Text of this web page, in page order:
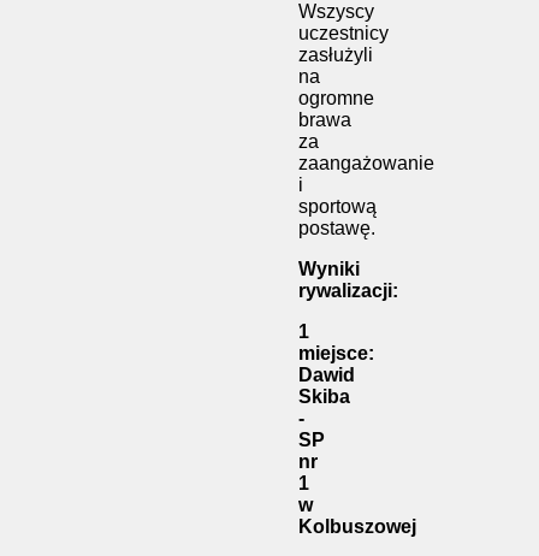
Wszyscy
uczestnicy
zasłużyli
na
ogromne
brawa
za
zaangażowanie
i
sportową
postawę.
Wyniki
rywalizacji:
1
miejsce:
Dawid
Skiba
-
SP
nr
1
w
Kolbuszowej